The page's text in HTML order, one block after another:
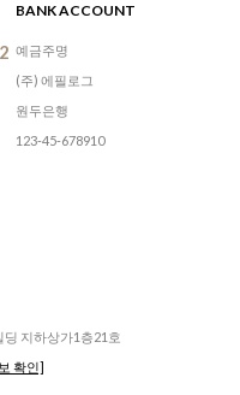
BANK ACCOUNT
예금주명
(주) 에필로그
원두은행
123-45-678910
딩 지하상가1층21호
확인]